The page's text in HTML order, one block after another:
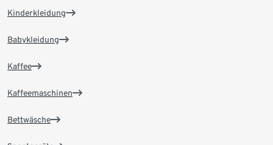
Kinderkleidung
Babykleidung
Kaffee
Kaffeemaschinen
Bettwäsche